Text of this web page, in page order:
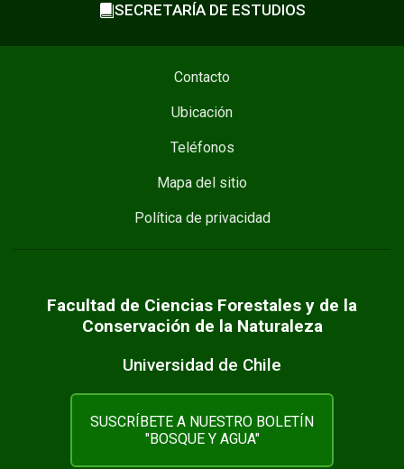
SECRETARÍA DE ESTUDIOS
Contacto
Ubicación
Teléfonos
Mapa del sitio
Política de privacidad
Facultad de Ciencias Forestales y de la
Conservación de la Naturaleza
Universidad de Chile
SUSCRÍBETE A NUESTRO BOLETÍN
"BOSQUE Y AGUA"